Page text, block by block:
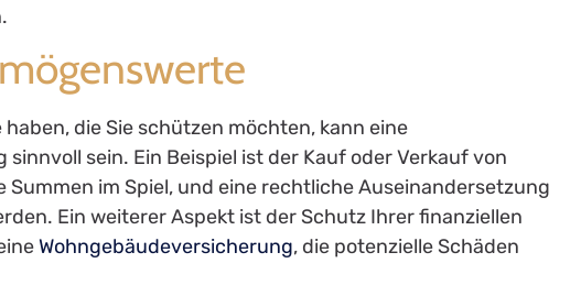
haben, die Sie schützen möchten, kann eine
sein. Ein Beispiel ist der Kauf oder Verkauf von
Summen im Spiel, und eine rechtliche Auseinandersetzung
Ein weiterer Aspekt ist der Schutz Ihrer finanziellen
Wohngebäudeversicherung, die potenzielle Schäden